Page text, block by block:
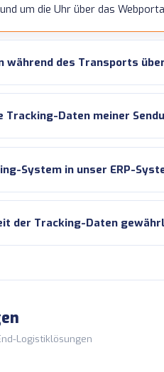
um die Uhr über das
während des Transports
Daten meiner
System in unser ERP-
der Tracking-Daten
Logistiklösungen